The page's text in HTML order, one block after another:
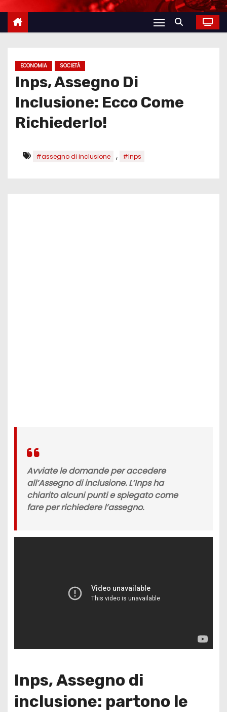
ECONOMIA SOCIETÀ
Inps, Assegno Di
Inclusione: Ecco Come
Richiederlo!
#assegno di inclusione , #Inps
Avviate le domande per accedere
all’Assegno di inclusione. L’Inps ha
chiarito alcuni punti e spiegato come
fare per richiedere l’assegno.
Inps, Assegno di
inclusione: partono le